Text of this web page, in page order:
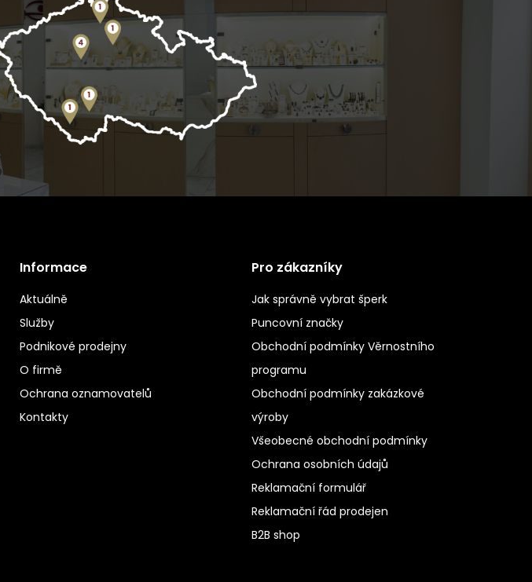
Informace
Aktuálně
Služby
Podnikové prodejny
O firmě
Ochrana oznamovatelů
Kontakty
Pro zákazníky
Jak správně vybrat šperk
Puncovní značky
Obchodní podmínky Věrnostního
programu
Obchodní podmínky zakázkové
výroby
Všeobecné obchodní podmínky
Ochrana osobních údajů
Reklamační formulář
Reklamační řád prodejen
B2B shop